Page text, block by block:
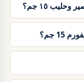
١٥ جم؟
جم؟